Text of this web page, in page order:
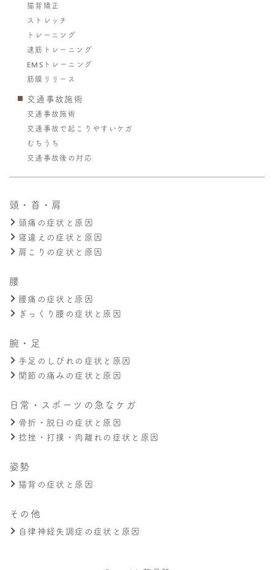
猫背矯正
ストレッチ
トレーニング
速筋トレーニング
EMSトレーニング
筋膜リリース
交通事故施術
交通事故施術
交通事故で起こりやすいケガ
むちうち
交通事故後の対応
頭・首・肩
頭痛の症状と原因
寝違えの症状と原因
肩こりの症状と原因
腰
腰痛の症状と原因
ぎっくり腰の症状と原因
腕・足
手足のしびれの症状と原因
関節の痛みの症状と原因
日常・スポーツの急なケガ
骨折・脱臼の症状と原因
捻挫・打撲・肉離れの症状と原因
姿勢
猫背の症状と原因
その他
自律神経失調症の症状と原因